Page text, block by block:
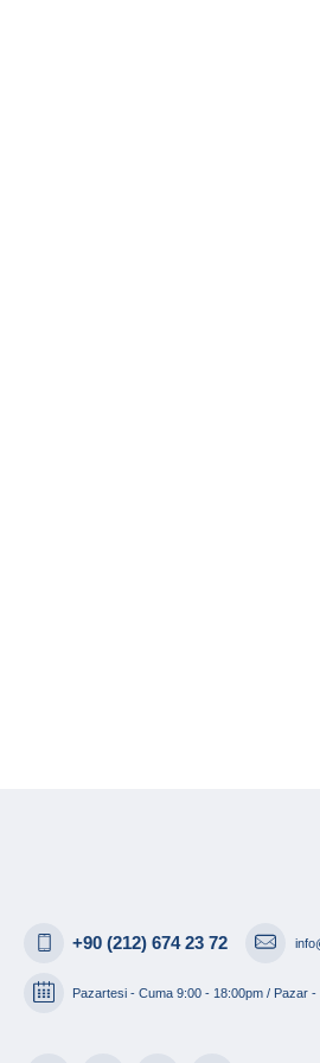
+90 (212) 674 23 72
Pazartesi - Cuma 9:00 - 18:00pm / Pazar -